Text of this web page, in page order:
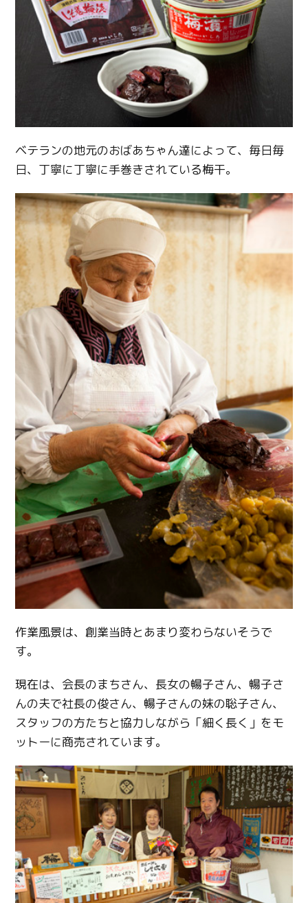
ベテランの地元のおばあちゃん達によって、毎日毎
日、丁寧に丁寧に手巻きされている梅干。
作業風景は、創業当時とあまり変わらないそうで
す。
現在は、会長のまちさん、長女の暢子さん、暢子さ
んの夫で社長の俊さん、暢子さんの妹の聡子さん、
スタッフの方たちと協力しながら「細く長く」をモ
ットーに商売されています。
Twitter
Facebook
Copy URL